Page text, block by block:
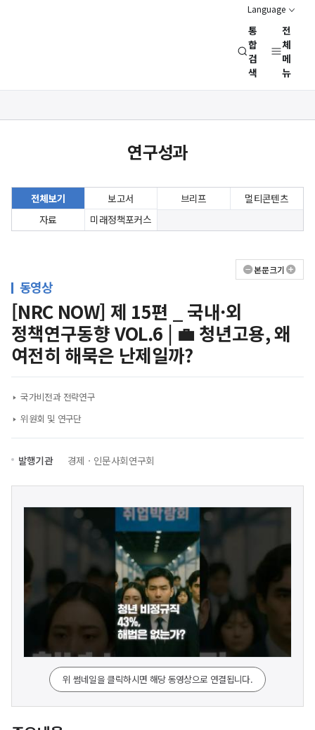
Language
(NRC)
통
합
검
색
전
체
메
뉴
연구성과
전체보기 보고서 브리프
멀티콘텐츠
자료
미래정책포커스
동영상
[NRC NOW] 제 15편 _ 국내·외
정책연구동향 VOL.6 | 💼 청년고용, 왜
여전히 해묵은 난제일까?
국가비전과 전략연구
위원회 및 연구단
본문크기
발행기관 경제ㆍ인문사회연구회
위 썸네일을 클릭하시면 해당 동영상으로 연결됩니다.